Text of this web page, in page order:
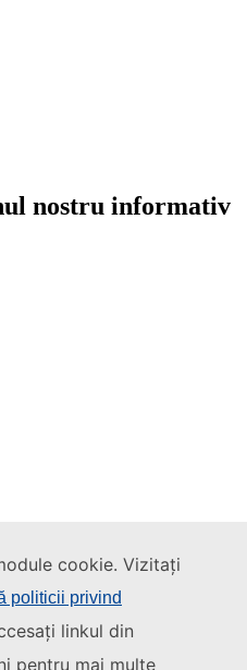
cookie. Vizitați
politicii privind
linkul din
pentru mai multe
nostru informativ